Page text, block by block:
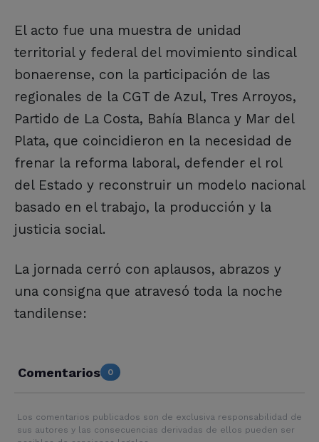
El acto fue una muestra de unidad
territorial y federal del movimiento sindical
bonaerense, con la participación de las
regionales de la CGT de Azul, Tres Arroyos,
Partido de La Costa, Bahía Blanca y Mar del
Plata, que coincidieron en la necesidad de
frenar la reforma laboral, defender el rol
del Estado y reconstruir un modelo nacional
basado en el trabajo, la producción y la
justicia social.
La jornada cerró con aplausos, abrazos y
una consigna que atravesó toda la noche
tandilense:
Comentarios 0
Los comentarios publicados son de exclusiva responsabilidad de
sus autores y las consecuencias derivadas de ellos pueden ser